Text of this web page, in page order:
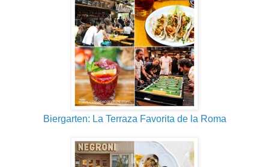
Biergarten: La Terraza Favorita de la Roma